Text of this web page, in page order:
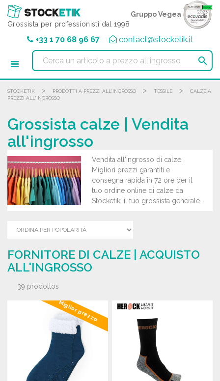
Grossista per professionisti dal 1998
Gruppo Vegea
+33 1 70 68 96 67 contact@stocketik.it

STOCKETIK > PRODOTTI A PREZZI ALL'INGROSSO > TESSILE >
CALZE A
PREZZI ALL'INGROSSO
Grossista calze | Vendita
all'ingrosso
Vendita all'ingrosso di calze.
Migliori prezzi garantiti e
consegna rapida in 72 ore per il
tuo ordine online di calze da
Stocketik, il tuo grossista generale.
FORNITORE DI CALZE | ACQUISTO
ALL'INGROSSO
39 prodottos
Miglior prezzo
Pannello di gestione dei cookies